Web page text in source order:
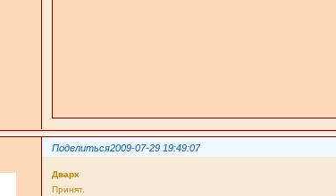
Поделиться2009-07-29 19:49:07
Дварх
Принят.